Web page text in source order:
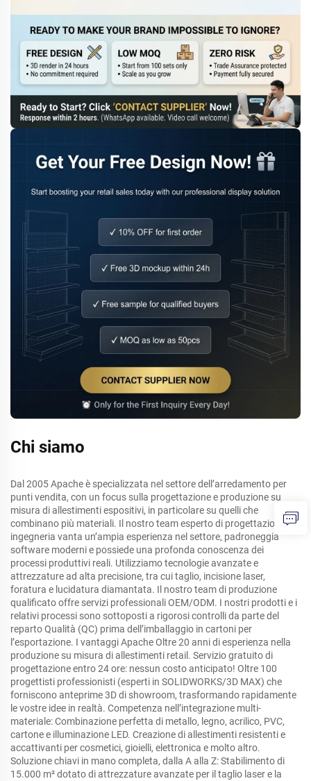
Chi siamo
Dal 2005 Apache è specializzata nel settore dell’arredamento per
punti vendita, con un focus sulla progettazione e produzione su
misura di allestimenti espositivi, in particolare su quelli che
combinano più materiali. Il nostro team esperto di progettazione e
ingegneria vanta un’ampia esperienza nel settore, padroneggia
software moderni e possiede una profonda conoscenza dei
processi produttivi reali. Utilizziamo tecnologie avanzate e
attrezzature ad alta precisione, tra cui taglio, incisione laser,
foratura e lucidatura diamantata. Il nostro team di produzione
qualificato offre servizi professionali OEM/ODM. I nostri prodotti e i
relativi processi sono sottoposti a rigorosi controlli da parte del
reparto Qualità (QC) prima dell’imballaggio in cartoni per
l’esportazione. I vantaggi Apache Oltre 20 anni di esperienza nella
produzione su misura di allestimenti retail. Servizio gratuito di
progettazione entro 24 ore: nessun costo anticipato! Oltre 100
progettisti professionisti (esperti in SOLIDWORKS/3D MAX) che
forniscono anteprime 3D di showroom, trasformando rapidamente
le vostre idee in realtà. Competenza nell’integrazione multi-
materiale: Combinazione perfetta di metallo, legno, acrilico, PVC,
cartone e illuminazione LED. Creazione di allestimenti resistenti e
accattivanti per cosmetici, gioielli, elettronica e molto altro.
Soluzione chiavi in mano completa, dalla A alla Z: Stabilimento di
15.000 m² dotato di attrezzature avanzate per il taglio laser e la